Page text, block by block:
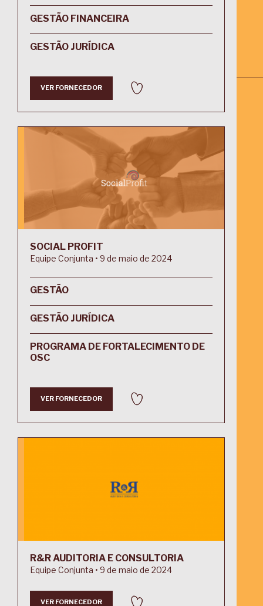
GESTÃO FINANCEIRA
GESTÃO JURÍDICA
VER FORNECEDOR
SOCIAL PROFIT
Equipe Conjunta • 9 de maio de 2024
GESTÃO
GESTÃO JURÍDICA
PROGRAMA DE FORTALECIMENTO DE
OSC
VER FORNECEDOR
R&R AUDITORIA E CONSULTORIA
Equipe Conjunta • 9 de maio de 2024
VER FORNECEDOR